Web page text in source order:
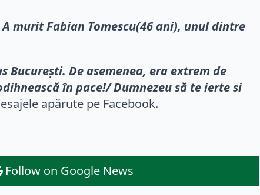
murit Fabian Tomescu(46 ani), unul dintre
De asemenea, era extrem de
în pace!/ Dumnezeu să te ierte si
apărute pe Facebook.
Follow on Google News